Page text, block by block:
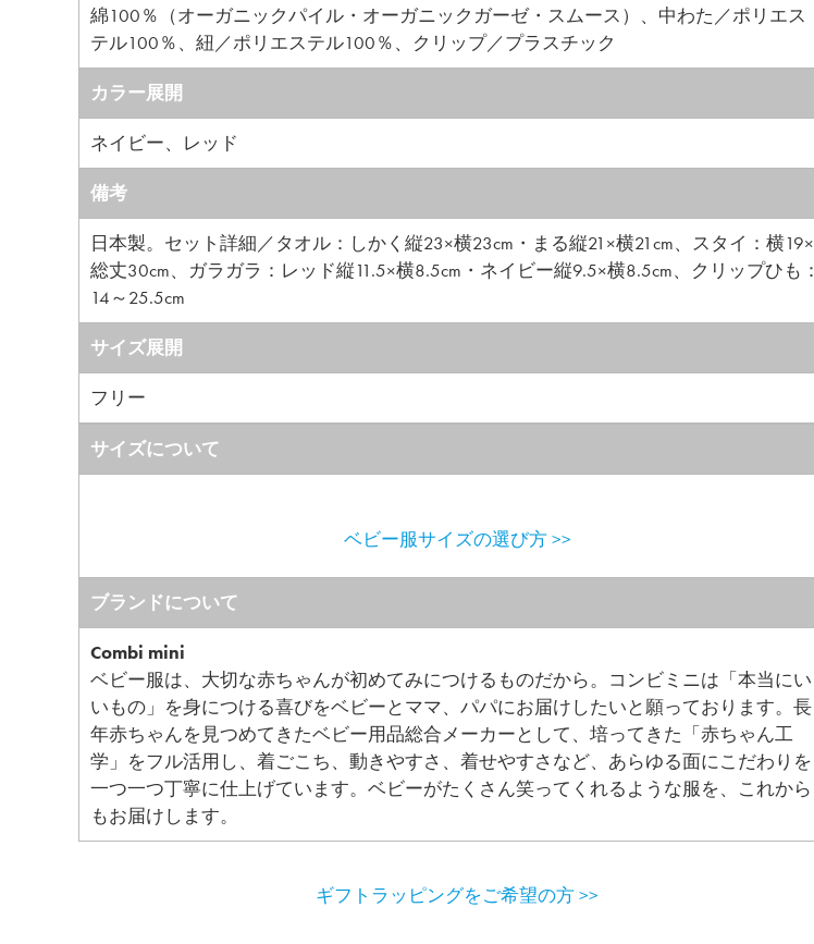
綿100％（オーガニックパイル・オーガニックガーゼ・スムース）、中わた／ポリエス
テル100％、紐／ポリエステル100％、クリップ／プラスチック
カラー展開
ネイビー、レッド
備考
日本製。セット詳細／タオル：しかく縦23×横23cm・まる縦21×横21cm、スタイ：横19×
総丈30cm、ガラガラ：レッド縦11.5×横8.5cm・ネイビー縦9.5×横8.5cm、クリップひも：
14～25.5cm
サイズ展開
フリー
サイズについて
ベビー服サイズの選び方 >>
ブランドについて
Combi mini
ベビー服は、大切な赤ちゃんが初めてみにつけるものだから。コンビミニは「本当にい
いもの」を身につける喜びをベビーとママ、パパにお届けしたいと願っております。長
年赤ちゃんを見つめてきたベビー用品総合メーカーとして、培ってきた「赤ちゃん工
学」をフル活用し、着ごこち、動きやすさ、着せやすさなど、あらゆる面にこだわりを
一つ一つ丁寧に仕上げています。ベビーがたくさん笑ってくれるような服を、これから
もお届けします。
ギフトラッピングをご希望の方 >>